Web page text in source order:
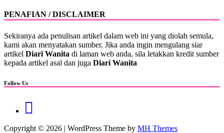
PENAFIAN / DISCLAIMER
Sekiranya ada penulisan artikel dalam web ini yang diolah semula,
kami akan menyatakan sumber. Jika anda ingin mengulang siar
artikel Diari Wanita di laman web anda, sila letakkan kredit sumber
kepada artikel asal dan juga Diari Wanita
Follow Us
Copyright © 2026 | WordPress Theme by MH Themes